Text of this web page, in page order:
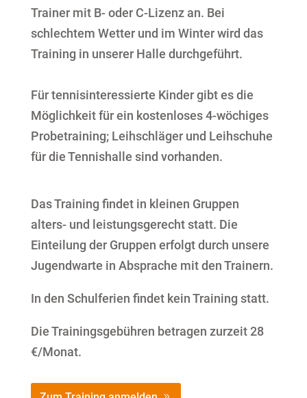
Trainer mit B- oder C-Lizenz an. Bei
schlechtem Wetter und im Winter wird das
Training in unserer Halle durchgeführt.
Für tennisinteressierte Kinder gibt es die
Möglichkeit für ein kostenloses 4-wöchiges
Probetraining; Leihschläger und Leihschuhe
für die Tennishalle sind vorhanden.
Das Training findet in kleinen Gruppen
alters- und leistungsgerecht statt. Die
Einteilung der Gruppen erfolgt durch unsere
Jugendwarte in Absprache mit den Trainern.
In den Schulferien findet kein Training statt.
Die Trainingsgebühren betragen zurzeit 28
€/Monat.